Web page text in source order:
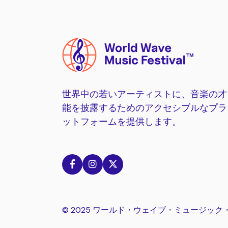
世界中の若いアーティストに、音楽の才
能を披露するためのアクセシブルなプラ
ットフォームを提供します。
  
© 2025 ワールド・ウェイブ・ミュージック